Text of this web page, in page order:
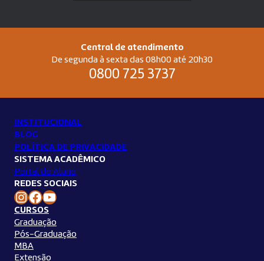
Central de atendimento
De segunda à sexta das 08h00 até 20h30
0800 725 3737
INSTITUCIONAL
BLOG
POLÍTICA DE PRIVACIDADE
SISTEMA ACADÊMICO
Portal do Aluno
REDES SOCIAIS
Instagram Unilins Facebook Unilins Youtube Unilins
CURSOS
Graduação
Pós-Graduação
MBA
Extensão